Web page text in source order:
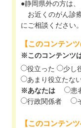
●静岡県外の方は、
お近くのがん診
にご相談ください。
【このコンテンツ
※このコンテンツ
役立った
少し
あまり役立たな
※あなたは
行政関係者
【このコンテン